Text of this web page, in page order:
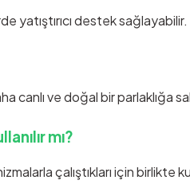
yatıştırıcı destek
canlı ve doğal bir parlaklığa
mı?
çalıştıkları için birlikte